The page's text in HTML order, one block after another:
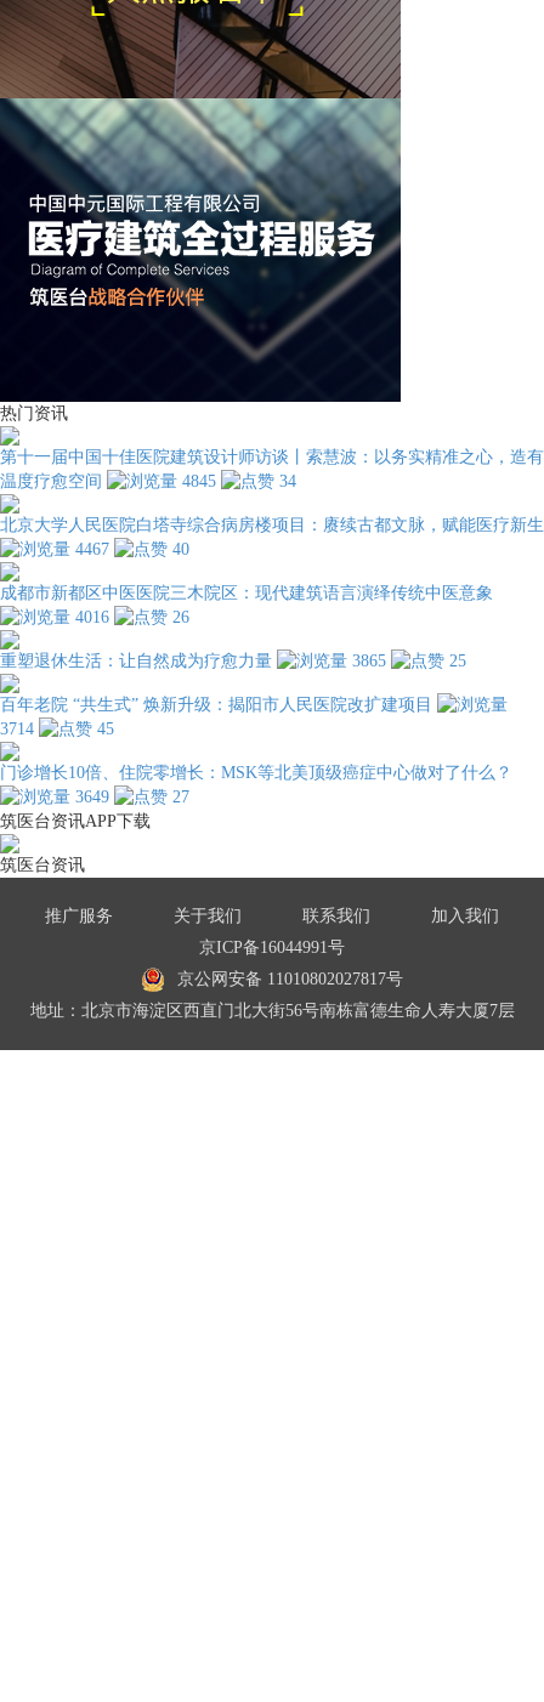
热门资讯
第十一届中国十佳医院建筑设计师访谈丨索慧波：以务实精准之心，造有
温度疗愈空间
4845 34
北京大学人民医院白塔寺综合病房楼项目：赓续古都文脉，赋能医疗新生
4467
40
成都市新都区中医医院三木院区：现代建筑语言演绎传统中医意象
4016
26
重塑退休生活：让自然成为疗愈力量 3865 25
百年老院 “共生式” 焕新升级：揭阳市人民医院改扩建项目
3714
45
门诊增长10倍、住院零增长：MSK等北美顶级癌症中心做对了什么？
3649
27
筑医台资讯APP下载
筑医台资讯
推广服务 关于我们 联系我们
加入我们
京ICP备16044991号
京公网安备 11010802027817号
地址：北京市海淀区西直门北大街56号南栋富德生命人寿大厦7层